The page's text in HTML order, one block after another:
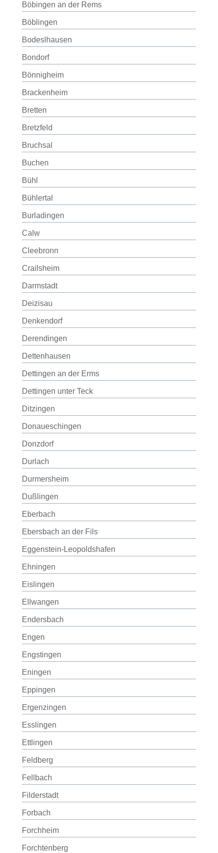
Böbingen an der Rems
Böblingen
Bodeslhausen
Bondorf
Bönnigheim
Brackenheim
Bretten
Bretzfeld
Bruchsal
Buchen
Bühl
Bühlertal
Burladingen
Calw
Cleebronn
Crailsheim
Darmstadt
Deizisau
Denkendorf
Derendingen
Dettenhausen
Dettingen an der Erms
Dettingen unter Teck
Ditzingen
Donaueschingen
Donzdorf
Durlach
Durmersheim
Dußlingen
Eberbach
Ebersbach an der Fils
Eggenstein-Leopoldshafen
Ehningen
Eislingen
Ellwangen
Endersbach
Engen
Engstingen
Eningen
Eppingen
Ergenzingen
Esslingen
Ettlingen
Feldberg
Fellbach
Filderstadt
Forbach
Forchheim
Forchtenberg